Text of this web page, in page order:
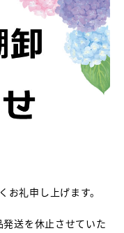
礼申し上げます。
送を休止させていた